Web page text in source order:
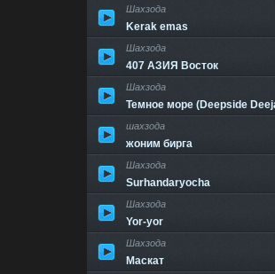
Шахзода
Kerak emas
Шахзода
407 АЗИЯ Восток
Шахзода
Темное море (Deepside
шахзода
жоним бирга
Шахзода
Surhandaryocha
Шахзода
Yor-yor
Шахзода
Маскат